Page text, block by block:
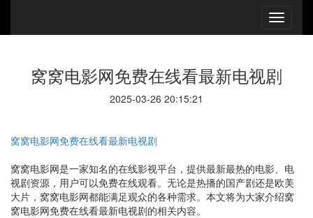
窝窝电影网免费在线看最新电视剧
2025-03-26 20:15:21
窝窝电影网免费在线看最新电视剧
窝窝电影网是一家知名的在线影视平台，提供最新最热的电影、电
视剧资源，用户可以免费在线观看。无论是热播的国产剧还是欧美
大片，窝窝电影网都能满足观众的各种需求。本文将为大家介绍窝
窝电影网免费在线看最新电视剧的相关内容。